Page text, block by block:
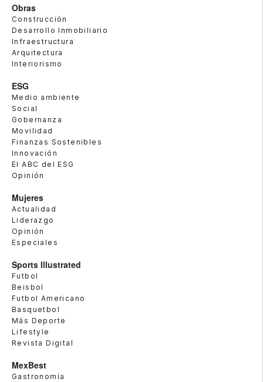
Obras
Construcción
Desarrollo Inmobiliario
Infraestructura
Arquitectura
Interiorismo
ESG
Medio ambiente
Social
Gobernanza
Movilidad
Finanzas Sostenibles
Innovación
El ABC del ESG
Opinión
Mujeres
Actualidad
Liderazgo
Opinión
Especiales
Sports Illustrated
Futbol
Beisbol
Futbol Americano
Basquetbol
Más Deporte
Lifestyle
Revista Digital
MexBest
Gastronomía